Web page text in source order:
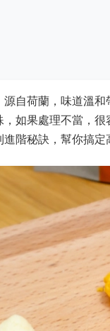
自荷蘭，味道溫和
如果處理不當，
階秘訣，幫你搞定